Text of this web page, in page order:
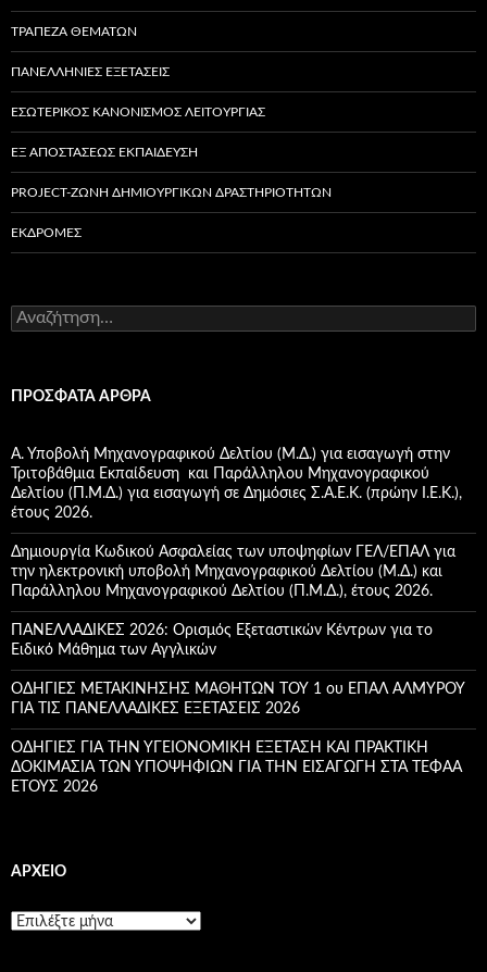
ΤΡΑΠΕΖΑ ΘΕΜΑΤΩΝ
ΠΑΝΕΛΛΗΝΙΕΣ ΕΞΕΤΑΣΕΙΣ
ΕΣΩΤΕΡΙΚΌΣ ΚΑΝΟΝΙΣΜΌΣ ΛΕΙΤΟΥΡΓΊΑΣ
ΕΞ ΑΠΟΣΤΆΣΕΩΣ ΕΚΠΑΊΔΕΥΣΗ
PROJECT-ΖΏΝΗ ΔΗΜΙΟΥΡΓΙΚΏΝ ΔΡΑΣΤΗΡΙΟΤΉΤΩΝ
ΕΚΔΡΟΜΈΣ
Α
ν
ή
σ
η
γ
ι
α
:
ΠΡΌΣΦΑΤΑ ΆΡΘΡΑ
Α. Υποβολή Μηχανογραφικού Δελτίου (Μ.Δ.) για εισαγωγή στην
Τριτοβάθμια Εκπαίδευση και Παράλληλου Μηχανογραφικού
Δελτίου (Π.Μ.Δ.) για εισαγωγή σε Δημόσιες Σ.Α.Ε.Κ. (πρώην Ι.Ε.Κ.),
έτους 2026.
Δημιουργία Κωδικού Ασφαλείας των υποψηφίων ΓΕΛ/ΕΠΑΛ για
την ηλεκτρονική υποβολή Μηχανογραφικού Δελτίου (Μ.Δ.) και
Παράλληλου Μηχανογραφικού Δελτίου (Π.Μ.Δ.), έτους 2026.
ΠΑΝΕΛΛΑΔΙΚΕΣ 2026: Ορισμός Εξεταστικών Κέντρων για το
Ειδικό Μάθημα των Αγγλικών
ΟΔΗΓΙΕΣ ΜΕΤΑΚΙΝΗΣΗΣ ΜΑΘΗΤΩΝ ΤΟΥ 1 ου ΕΠΑΛ ΑΛΜΥΡΟΥ
ΓΙΑ ΤΙΣ ΠΑΝΕΛΛΑΔΙΚΕΣ ΕΞΕΤΑΣΕΙΣ 2026
ΟΔΗΓΙΕΣ ΓΙΑ ΤΗΝ ΥΓΕΙΟΝΟΜΙΚΗ ΕΞΕΤΑΣΗ ΚΑΙ ΠΡΑΚΤΙΚΗ
ΔΟΚΙΜΑΣΙΑ ΤΩΝ ΥΠΟΨΗΦΙΩΝ ΓΙΑ ΤΗΝ ΕΙΣΑΓΩΓΗ ΣΤΑ ΤΕΦΑΑ
ETOYΣ 2026
ΑΡΧΕΊΟ
Α